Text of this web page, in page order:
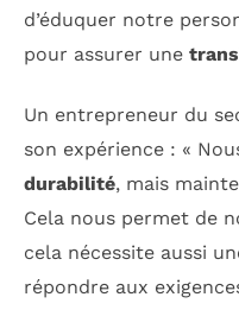
d’éduquer notre
pour assurer une
Un entrepreneur du
son expérience : «
durabilité, mais
Cela nous permet de
cela nécessite aussi
répondre aux